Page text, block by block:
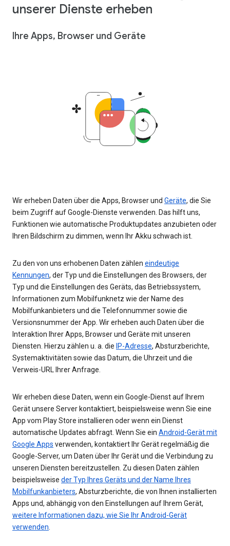
unserer Dienste erheben
Ihre Apps, Browser und Geräte
Wir erheben Daten über die Apps, Browser und Geräte, die Sie
beim Zugriff auf Google-Dienste verwenden. Das hilft uns,
Funktionen wie automatische Produktupdates anzubieten oder
Ihren Bildschirm zu dimmen, wenn Ihr Akku schwach ist.
Zu den von uns erhobenen Daten zählen eindeutige
Kennungen, der Typ und die Einstellungen des Browsers, der
Typ und die Einstellungen des Geräts, das Betriebssystem,
Informationen zum Mobilfunknetz wie der Name des
Mobilfunkanbieters und die Telefonnummer sowie die
Versionsnummer der App. Wir erheben auch Daten über die
Interaktion Ihrer Apps, Browser und Geräte mit unseren
Diensten. Hierzu zählen u. a. die IP-Adresse, Absturzberichte,
Systemaktivitäten sowie das Datum, die Uhrzeit und die
Verweis-URL Ihrer Anfrage.
Wir erheben diese Daten, wenn ein Google-Dienst auf Ihrem
Gerät unsere Server kontaktiert, beispielsweise wenn Sie eine
App vom Play Store installieren oder wenn ein Dienst
automatische Updates abfragt. Wenn Sie ein Android-Gerät mit
Google Apps verwenden, kontaktiert Ihr Gerät regelmäßig die
Google-Server, um Daten über Ihr Gerät und die Verbindung zu
unseren Diensten bereitzustellen. Zu diesen Daten zählen
beispielsweise der Typ Ihres Geräts und der Name Ihres
Mobilfunkanbieters, Absturzberichte, die von Ihnen installierten
Apps und, abhängig von den Einstellungen auf Ihrem Gerät,
weitere Informationen dazu, wie Sie Ihr Android-Gerät
verwenden.